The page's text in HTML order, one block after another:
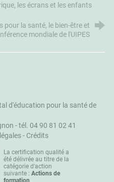
les écrans et les enfants
pour la santé, le bien-être et
mondiale de l'UIPES
d'éducation pour la santé de
-tél. 04 90 81 02 41
- Crédits
La certification qualité a
été délivrée au titre de la
catégorie d'action
suivante : Actions de
formation